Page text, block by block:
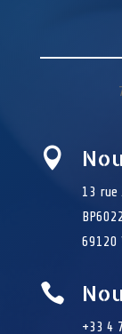

13 rue
69120

+33 4